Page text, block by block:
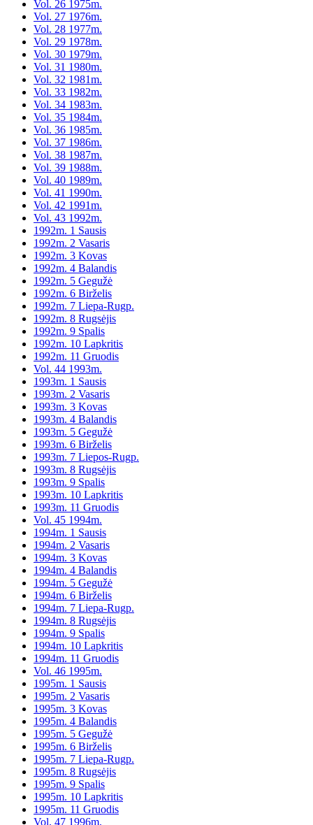
Vol. 26 1975m.
Vol. 27 1976m.
Vol. 28 1977m.
Vol. 29 1978m.
Vol. 30 1979m.
Vol. 31 1980m.
Vol. 32 1981m.
Vol. 33 1982m.
Vol. 34 1983m.
Vol. 35 1984m.
Vol. 36 1985m.
Vol. 37 1986m.
Vol. 38 1987m.
Vol. 39 1988m.
Vol. 40 1989m.
Vol. 41 1990m.
Vol. 42 1991m.
Vol. 43 1992m.
1992m. 1 Sausis
1992m. 2 Vasaris
1992m. 3 Kovas
1992m. 4 Balandis
1992m. 5 Gegužė
1992m. 6 Birželis
1992m. 7 Liepa-Rugp.
1992m. 8 Rugsėjis
1992m. 9 Spalis
1992m. 10 Lapkritis
1992m. 11 Gruodis
Vol. 44 1993m.
1993m. 1 Sausis
1993m. 2 Vasaris
1993m. 3 Kovas
1993m. 4 Balandis
1993m. 5 Gegužė
1993m. 6 Birželis
1993m. 7 Liepos-Rugp.
1993m. 8 Rugsėjis
1993m. 9 Spalis
1993m. 10 Lapkritis
1993m. 11 Gruodis
Vol. 45 1994m.
1994m. 1 Sausis
1994m. 2 Vasaris
1994m. 3 Kovas
1994m. 4 Balandis
1994m. 5 Gegužė
1994m. 6 Birželis
1994m. 7 Liepa-Rugp.
1994m. 8 Rugsėjis
1994m. 9 Spalis
1994m. 10 Lapkritis
1994m. 11 Gruodis
Vol. 46 1995m.
1995m. 1 Sausis
1995m. 2 Vasaris
1995m. 3 Kovas
1995m. 4 Balandis
1995m. 5 Gegužė
1995m. 6 Birželis
1995m. 7 Liepa-Rugp.
1995m. 8 Rugsėjis
1995m. 9 Spalis
1995m. 10 Lapkritis
1995m. 11 Gruodis
Vol. 47 1996m.